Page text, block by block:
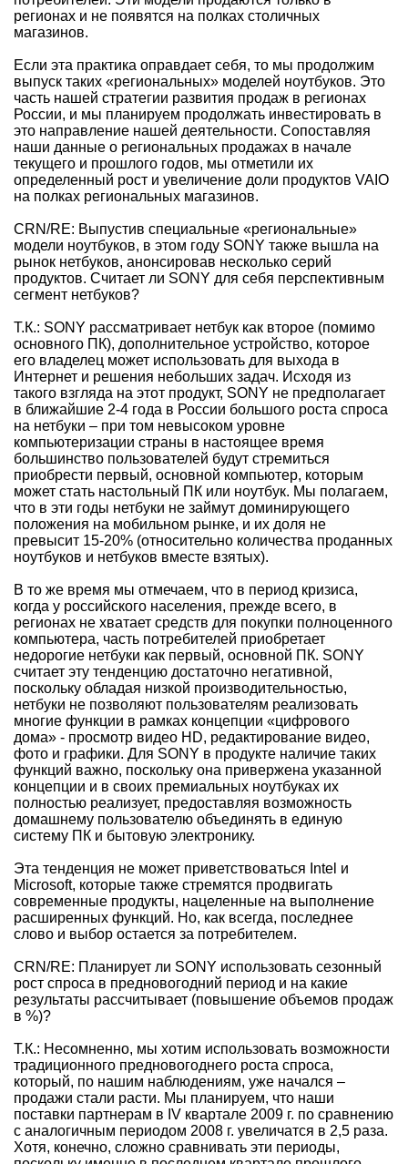
регионах и не появятся на полках столичных
магазинов.
Если эта практика оправдает себя, то мы продолжим
выпуск таких «региональных» моделей ноутбуков. Это
часть нашей стратегии развития продаж в регионах
России, и мы планируем продолжать инвестировать в
это направление нашей деятельности. Сопоставляя
наши данные о региональных продажах в начале
текущего и прошлого годов, мы отметили их
определенный рост и увеличение доли продуктов VAIO
на полках региональных магазинов.
CRN/RE: Выпустив специальные «региональные»
модели ноутбуков, в этом году SONY также вышла на
рынок нетбуков, анонсировав несколько серий
продуктов. Считает ли SONY для себя перспективным
сегмент нетбуков?
Т.К.: SONY рассматривает нетбук как второе (помимо
основного ПК), дополнительное устройство, которое
его владелец может использовать для выхода в
Интернет и решения небольших задач. Исходя из
такого взгляда на этот продукт, SONY не предполагает
в ближайшие 2-4 года в России большого роста спроса
на нетбуки – при том невысоком уровне
компьютеризации страны в настоящее время
большинство пользователей будут стремиться
приобрести первый, основной компьютер, которым
может стать настольный ПК или ноутбук. Мы полагаем,
что в эти годы нетбуки не займут доминирующего
положения на мобильном рынке, и их доля не
превысит 15-20% (относительно количества проданных
ноутбуков и нетбуков вместе взятых).
В то же время мы отмечаем, что в период кризиса,
когда у российского населения, прежде всего, в
регионах не хватает средств для покупки полноценного
компьютера, часть потребителей приобретает
недорогие нетбуки как первый, основной ПК. SONY
считает эту тенденцию достаточно негативной,
поскольку обладая низкой производительностью,
нетбуки не позволяют пользователям реализовать
многие функции в рамках концепции «цифрового
дома» - просмотр видео HD, редактирование видео,
фото и графики. Для SONY в продукте наличие таких
функций важно, поскольку она привержена указанной
концепции и в своих премиальных ноутбуках их
полностью реализует, предоставляя возможность
домашнему пользователю объединять в единую
систему ПК и бытовую электронику.
Эта тенденция не может приветствоваться Intel и
Microsoft, которые также стремятся продвигать
современные продукты, нацеленные на выполнение
расширенных функций. Но, как всегда, последнее
слово и выбор остается за потребителем.
CRN/RE: Планирует ли SONY использовать сезонный
рост спроса в предновогодний период и на какие
результаты рассчитывает (повышение объемов продаж
в %)?
Т.К.: Несомненно, мы хотим использовать возможности
традиционного предновогоднего роста спроса,
который, по нашим наблюдениям, уже начался –
продажи стали расти. Мы планируем, что наши
поставки партнерам в IV квартале 2009 г. по сравнению
с аналогичным периодом 2008 г. увеличатся в 2,5 раза.
Хотя, конечно, сложно сравнивать эти периоды,